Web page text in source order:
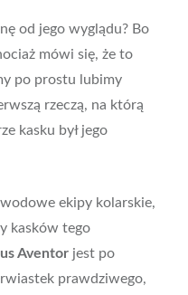
od jego wyglądu? Bo
mówi się, że to
po prostu lubimy
rzeczą, na którą
kasku był jego
ekipy kolarskie,
kasków tego
Aventorjest po
prawdziwego,